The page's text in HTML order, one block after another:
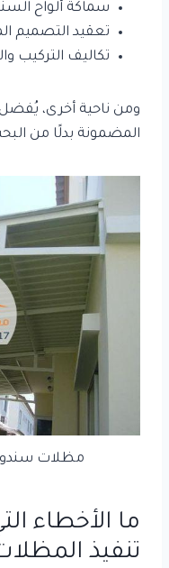
سماكة ألواح
تعقيد التصميم
تكاليف التركيب
ومن ناحية أخرى، يُفضل
المضمونة بدلًا من
مظلات
ما الأخطاء
تنفيذ